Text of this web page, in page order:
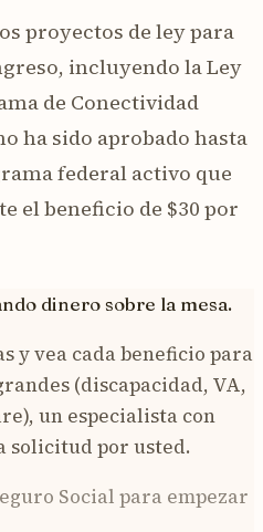
proyectos de ley para
incluyendo la Ley
de Conectividad
ha sido aprobado hasta
federal activo que
el beneficio de $30 por
dinero sobre la mesa.
y vea cada beneficio para
(discapacidad, VA,
un especialista con
solicitud por usted.
Social para empezar